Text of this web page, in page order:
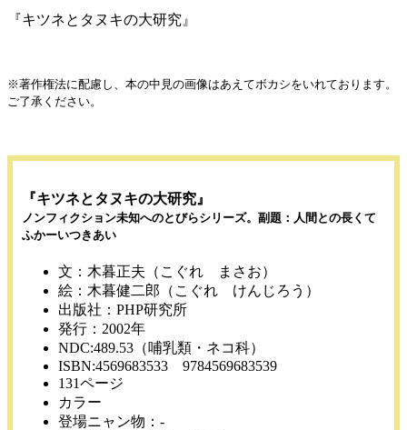
『キツネとタヌキの大研究』
※著作権法に配慮し、本の中見の画像はあえてボカシをいれております。
ご了承ください。
『キツネとタヌキの大研究』
ノンフィクション未知へのとびらシリーズ。副題：人間との長くて
ふかーいつきあい
文：木暮正夫（こぐれ まさお）
絵：木暮健二郎（こぐれ けんじろう）
出版社：PHP研究所
発行：2002年
NDC:489.53（哺乳類・ネコ科）
ISBN:4569683533 9784569683539
131ページ
カラー
登場ニャン物：-